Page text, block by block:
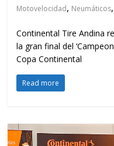
Motovelocidad, Neumáticos
Continental Tire Andina
la gran final del
Copa Continental
Read more